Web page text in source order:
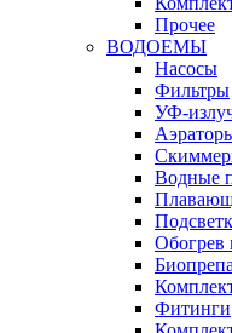
Прочее
ВОДОЕМЫ
Насосы
Фильтры
УФ-
Водные
Обогрев
Фитинги